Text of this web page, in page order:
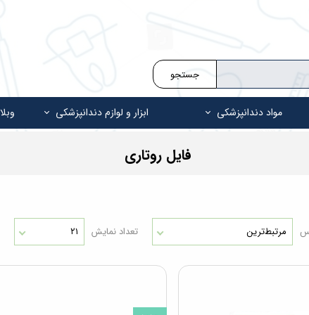
جستجو
مواد دندانپزشکی ابزار و لوازم دندانپزشکی
فایل روتاری
مرتبط‌ترین تعداد نمایش ۲۱